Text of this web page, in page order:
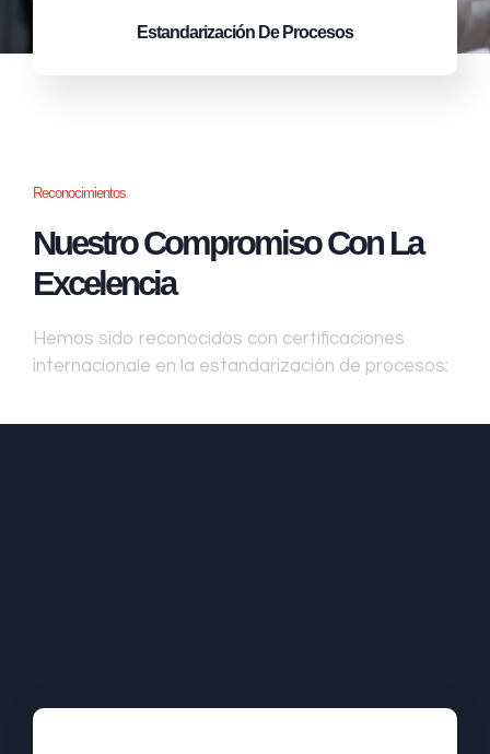
Estandarización De Procesos
Reconocimientos
Nuestro Compromiso Con La
Excelencia
Hemos sido reconocidos con certificaciones
internacionale en la estandarización de procesos: